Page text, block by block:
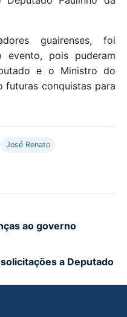
guairenses, foi
evento, pois puderam
e o Ministro do
futuras conquistas para
José Renato
ao governo
a Deputado